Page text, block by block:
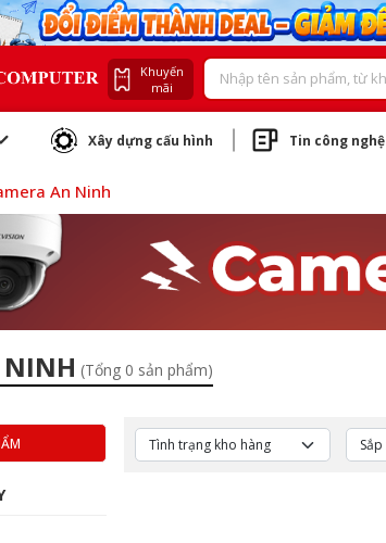
Khuyến
mãi
Xây dựng cấu hình Tin công nghệ
An Ninh
NINH (Tổng 0 sản phẩm)